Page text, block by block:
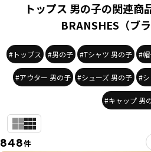
トップス 男の子の関連商
BRANSHES（ブラ
#トップス #男の子 #Tシャツ 男の子 #
#アウター 男の子 #シューズ 男の子 #
#キャップ 男
848件